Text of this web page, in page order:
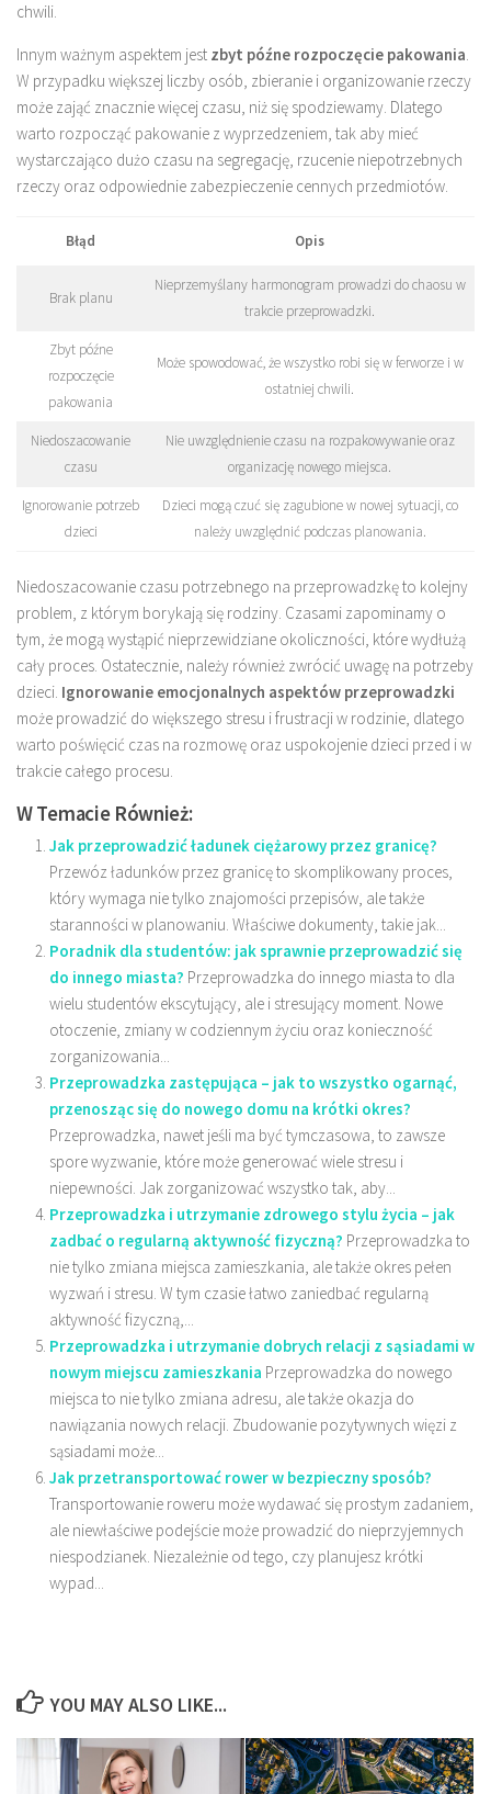
chwili.
Innym ważnym aspektem jest zbyt późne rozpoczęcie pakowania.
W przypadku większej liczby osób, zbieranie i organizowanie rzeczy
może zająć znacznie więcej czasu, niż się spodziewamy. Dlatego
warto rozpocząć pakowanie z wyprzedzeniem, tak aby mieć
wystarczająco dużo czasu na segregację, rzucenie niepotrzebnych
rzeczy oraz odpowiednie zabezpieczenie cennych przedmiotów.
Błąd Opis
Brak planu
Nieprzemyślany harmonogram prowadzi do chaosu w
trakcie przeprowadzki.
Zbyt późne
rozpoczęcie
pakowania
Może spowodować, że wszystko robi się w ferworze i w
ostatniej chwili.
Niedoszacowanie
czasu
Nie uwzględnienie czasu na rozpakowywanie oraz
organizację nowego miejsca.
Ignorowanie potrzeb
dzieci
Dzieci mogą czuć się zagubione w nowej sytuacji, co
należy uwzględnić podczas planowania.
Niedoszacowanie czasu potrzebnego na przeprowadzkę to kolejny
problem, z którym borykają się rodziny. Czasami zapominamy o
tym, że mogą wystąpić nieprzewidziane okoliczności, które wydłużą
cały proces. Ostatecznie, należy również zwrócić uwagę na potrzeby
dzieci. Ignorowanie emocjonalnych aspektów przeprowadzki
może prowadzić do większego stresu i frustracji w rodzinie, dlatego
warto poświęcić czas na rozmowę oraz uspokojenie dzieci przed i w
trakcie całego procesu.
W Temacie Również:
Jak przeprowadzić ładunek ciężarowy przez granicę?
Przewóz ładunków przez granicę to skomplikowany proces,
który wymaga nie tylko znajomości przepisów, ale także
staranności w planowaniu. Właściwe dokumenty, takie jak...
Poradnik dla studentów: jak sprawnie przeprowadzić się
do innego miasta? Przeprowadzka do innego miasta to dla
wielu studentów ekscytujący, ale i stresujący moment. Nowe
otoczenie, zmiany w codziennym życiu oraz konieczność
zorganizowania...
Przeprowadzka zastępująca – jak to wszystko ogarnąć,
przenosząc się do nowego domu na krótki okres?
Przeprowadzka, nawet jeśli ma być tymczasowa, to zawsze
spore wyzwanie, które może generować wiele stresu i
niepewności. Jak zorganizować wszystko tak, aby...
Przeprowadzka i utrzymanie zdrowego stylu życia – jak
zadbać o regularną aktywność fizyczną? Przeprowadzka to
nie tylko zmiana miejsca zamieszkania, ale także okres pełen
wyzwań i stresu. W tym czasie łatwo zaniedbać regularną
aktywność fizyczną,...
Przeprowadzka i utrzymanie dobrych relacji z sąsiadami w
nowym miejscu zamieszkania Przeprowadzka do nowego
miejsca to nie tylko zmiana adresu, ale także okazja do
nawiązania nowych relacji. Zbudowanie pozytywnych więzi z
sąsiadami może...
Jak przetransportować rower w bezpieczny sposób?
Transportowanie roweru może wydawać się prostym zadaniem,
ale niewłaściwe podejście może prowadzić do nieprzyjemnych
niespodzianek. Niezależnie od tego, czy planujesz krótki
wypad...
YOU MAY ALSO LIKE...